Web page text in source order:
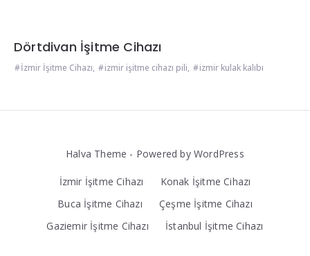
Dörtdivan İşitme Cihazı
İzmir İşitme Cihazı, izmir işitme cihazı pili, izmir kulak kalıbı
Halva Theme - Powered by WordPress
İzmir İşitme Cihazı
Konak İşitme Cihazı
Buca İşitme Cihazı
Çeşme İşitme Cihazı
Gaziemir İşitme Cihazı
İstanbul İşitme Cihazı